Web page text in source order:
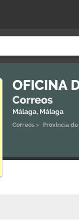
OFICINA
Correos
Málaga, Málaga
Correos > Provincia